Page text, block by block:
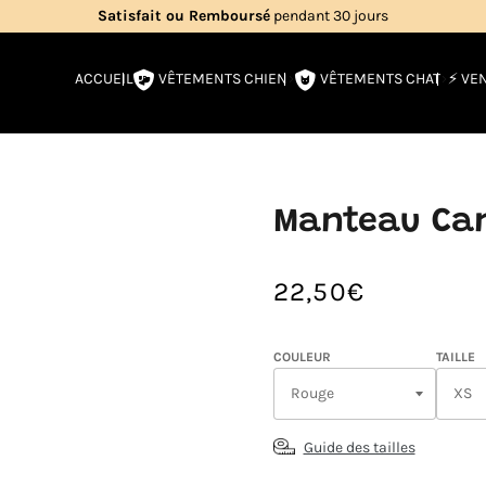
Livraison gratuiteen France métropolitaine
ACCUEIL VÊTEMENTS CHIEN VÊTEMENTS CHAT ⚡️
Manteau
22,50€
/
UNITAIRE
COULEUR TAILLE
Guide des tailles